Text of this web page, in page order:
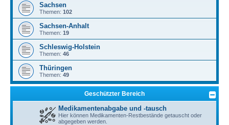
Sachsen
Themen: 102
Sachsen-Anhalt
Themen: 19
Schleswig-Holstein
Themen: 46
Thüringen
Themen: 49
Geschützter Bereich
Medikamentenabgabe und -tausch
Hier können Medikamenten-Restbestände getauscht oder
abgegeben werden.